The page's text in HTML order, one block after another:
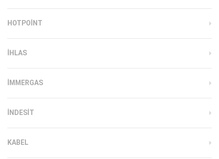
HOTPOINT
IHLAS
İMMERGAS
INDESIT
KABEL